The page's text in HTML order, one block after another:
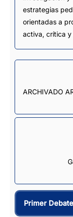
estrategias
orientadas a
activa, crítica
ARCHIVADO
Primer